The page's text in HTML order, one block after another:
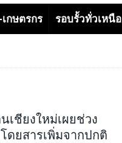
กษตรกร รอบรั้วทั่วเหนือ
เชียงใหม่เผยช่วง
ดยสารเพิ่มจากปกติ